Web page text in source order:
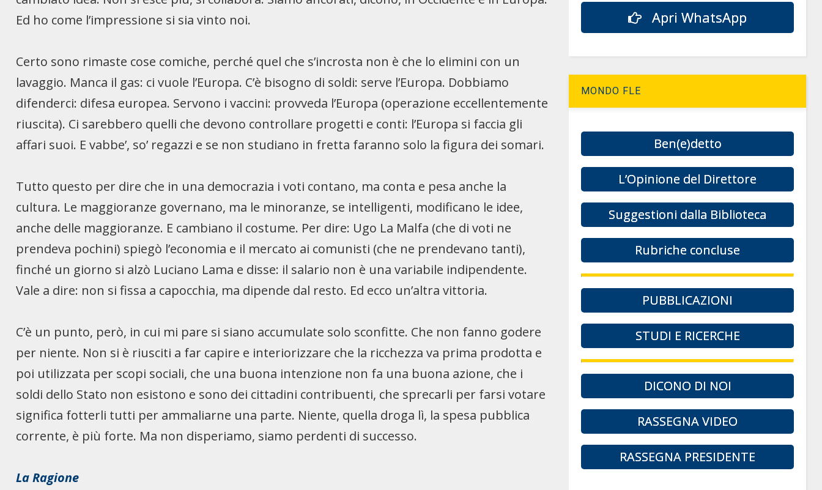
Ed ho come l’impressione si sia vinto noi.
Certo sono rimaste cose comiche, perché quel che s’incrosta non è che lo elimini con un
lavaggio. Manca il gas: ci vuole l’Europa. C’è bisogno di soldi: serve l’Europa. Dobbiamo
difenderci: difesa europea. Servono i vaccini: provveda l’Europa (operazione eccellentemente
riuscita). Ci sarebbero quelli che devono controllare progetti e conti: l’Europa si faccia gli
affari suoi. E vabbe’, so’ regazzi e se non studiano in fretta faranno solo la figura dei somari.
Tutto questo per dire che in una democrazia i voti contano, ma conta e pesa anche la
cultura. Le maggioranze governano, ma le minoranze, se intelligenti, modificano le idee,
anche delle maggioranze. E cambiano il costume. Per dire: Ugo La Malfa (che di voti ne
prendeva pochini) spiegò l’economia e il mercato ai comunisti (che ne prendevano tanti),
finché un giorno si alzò Luciano Lama e disse: il salario non è una variabile indipendente.
Vale a dire: non si fissa a capocchia, ma dipende dal resto. Ed ecco un’altra vittoria.
C’è un punto, però, in cui mi pare si siano accumulate solo sconfitte. Che non fanno godere
per niente. Non si è riusciti a far capire e interiorizzare che la ricchezza va prima prodotta e
poi utilizzata per scopi sociali, che una buona intenzione non fa una buona azione, che i
soldi dello Stato non esistono e sono dei cittadini contribuenti, che sprecarli per farsi votare
significa fotterli tutti per ammaliarne una parte. Niente, quella droga lì, la spesa pubblica
corrente, è più forte. Ma non disperiamo, siamo perdenti di successo.
La Ragione
Apri WhatsApp
MONDO FLE
Ben(e)detto
L’Opinione del Direttore
Suggestioni dalla Biblioteca
Rubriche concluse
PUBBLICAZIONI
STUDI E RICERCHE
DICONO DI NOI
RASSEGNA VIDEO
RASSEGNA PRESIDENTE